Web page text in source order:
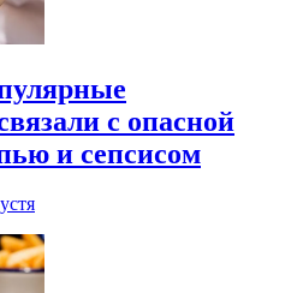
с опасной
и сепсисом